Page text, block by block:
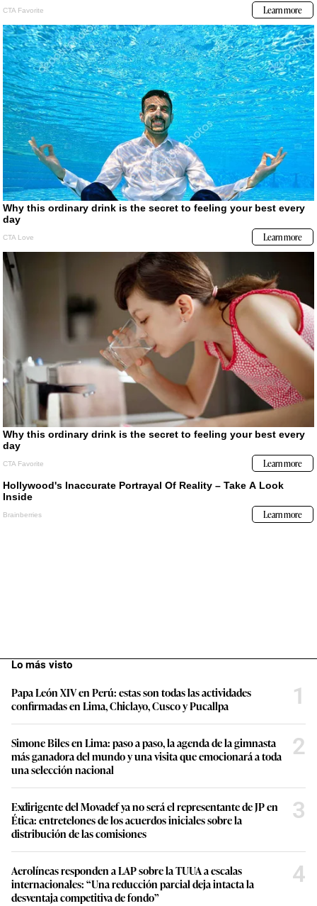
Lo más visto
Papa León XIV en Perú: estas son todas las actividades
confirmadas en Lima, Chiclayo, Cusco y Pucallpa
1
Simone Biles en Lima: paso a paso, la agenda de la gimnasta
más ganadora del mundo y una visita que emocionará a toda
una selección nacional
2
Exdirigente del Movadef ya no será el representante de JP en
Ética: entretelones de los acuerdos iniciales sobre la
distribución de las comisiones
3
Aerolíneas responden a LAP sobre la TUUA a escalas
internacionales: “Una reducción parcial deja intacta la
desventaja competitiva de fondo”
4